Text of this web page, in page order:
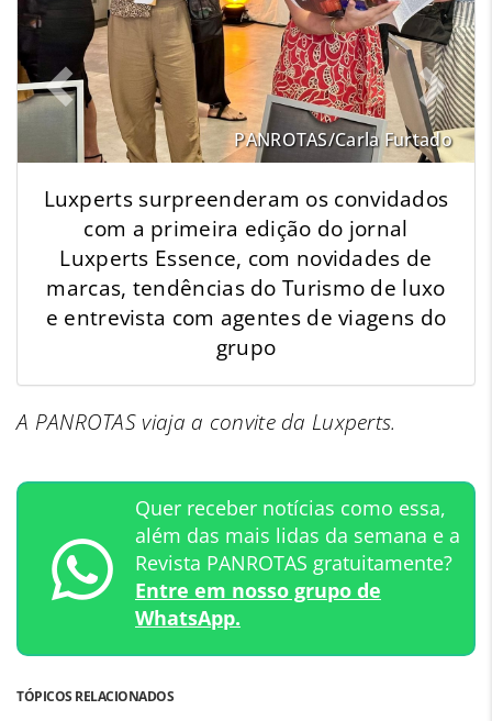
PANROTAS/Carla Furtado
Luxperts surpreenderam os convidados
com a primeira edição do jornal
Luxperts Essence, com novidades de
marcas, tendências do Turismo de luxo
e entrevista com agentes de viagens do
grupo
A PANROTAS viaja a convite da Luxperts.
Quer receber notícias como essa,
além das mais lidas da semana e a
Revista PANROTAS gratuitamente?
Entre em nosso grupo de
WhatsApp.
TÓPICOS RELACIONADOS